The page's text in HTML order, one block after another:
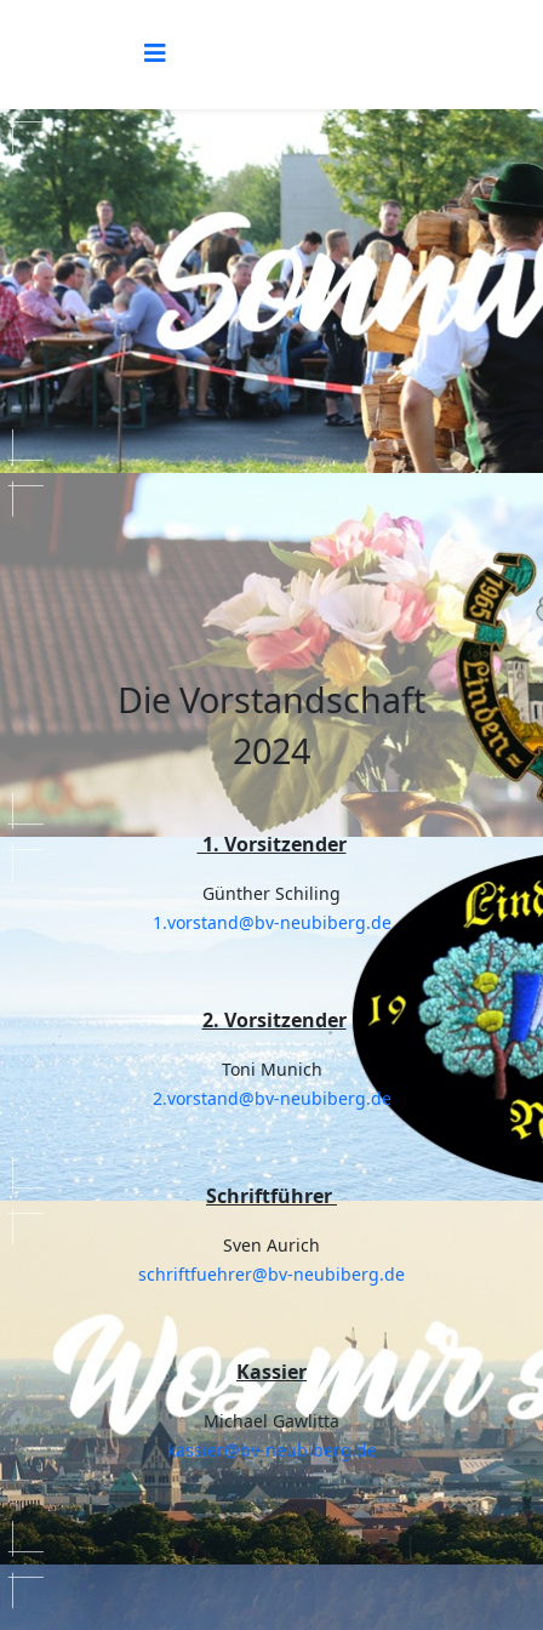
Die Vorstandschaft
2024
1. Vorsitzender
Günther Schiling
1.vorstand@bv-neubiberg.de
2. Vorsitzender
Toni Munich
2.vorstand@bv-neubiberg.de
Schriftführer
Sven Aurich
schriftfuehrer@bv-neubiberg.de
Kassier
Michael Gawlitta
kassier@bv-neubiberg.de